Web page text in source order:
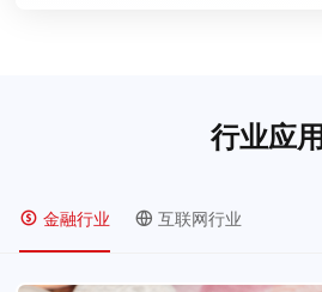
行业应用
金融行业 互联网行业